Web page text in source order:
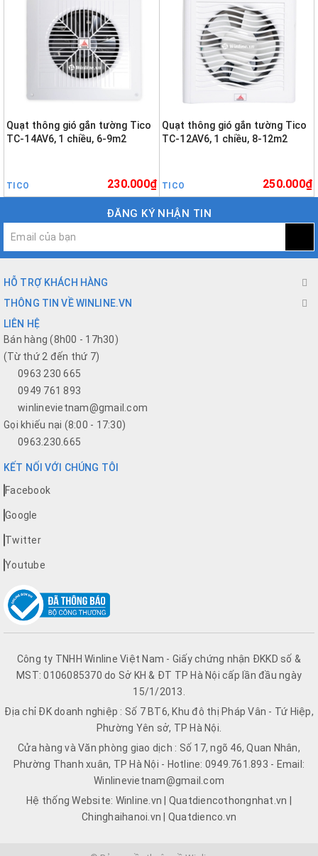
Quạt thông gió gắn tường Tico
TC-14AV6, 1 chiều, 6-9m2
TICO 230.000₫
Quạt thông gió gắn tường Tico
TC-12AV6, 1 chiều, 8-12m2
TICO 250.000₫
ĐĂNG KÝ NHẬN TIN
HỖ TRỢ KHÁCH HÀNG
THÔNG TIN VỀ WINLINE.VN
LIÊN HỆ
Bán hàng (8h00 - 17h30)
(Từ thứ 2 đến thứ 7)
0963 230 665
0949 761 893
winlinevietnam@gmail.com
Gọi khiếu nại (8:00 - 17:30)
0963.230.665
KẾT NỐI VỚI CHÚNG TÔI
Facebook
Google
Twitter
Youtube
Công ty TNHH Winline Việt Nam - Giấy chứng nhận ĐKKD số &
MST: 0106085370 do Sở KH & ĐT TP Hà Nội cấp lần đầu ngày
15/1/2013.
Địa chỉ ĐK doanh nghiệp : Số 7 BT6, Khu đô thị Pháp Vân - Tứ Hiệp,
Phường Yên sở, TP Hà Nội.
Cửa hàng và Văn phòng giao dịch : Số 17, ngõ 46, Quan Nhân,
Phường Thanh xuân, TP Hà Nội - Hotline: 0949.761.893 - Email:
Winlinevietnam@gmail.com
Hệ thống Website: Winline.vn | Quatdiencothongnhat.vn |
Chinghaihanoi.vn | Quatdienco.vn